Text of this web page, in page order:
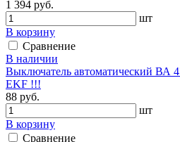
1 394 руб.
шт
В корзину
Сравнение
В наличии
Выключатель автоматический ВА
EKF !!!
88 руб.
шт
В корзину
Сравнение